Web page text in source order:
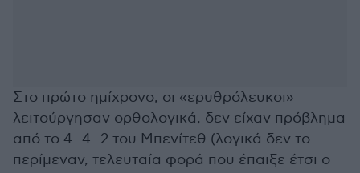
Στο πρώτο ημίχρονο, οι «ερυθρόλευκοι»
λειτούργησαν ορθολογικά, δεν είχαν πρόβλημα
από το 4- 4- 2 του Μπενίτεθ (λογικά δεν το
περίμεναν, τελευταία φορά που έπαιξε έτσι ο